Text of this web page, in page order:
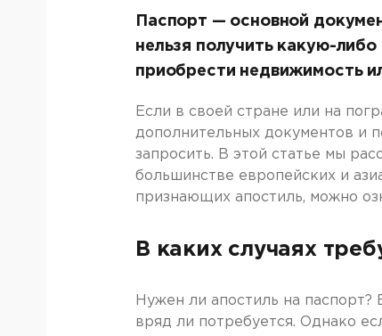
Паспорт — основной
нельзя получить какую-
приобрести недвижимость
Если в своей стране или на
дополнительных документов и
запросить. В этой статье мы
большинстве европейских и
признающих апостиль, можно
В каких случаях
Нужен ли апостиль на
вряд ли потребуется. Однако